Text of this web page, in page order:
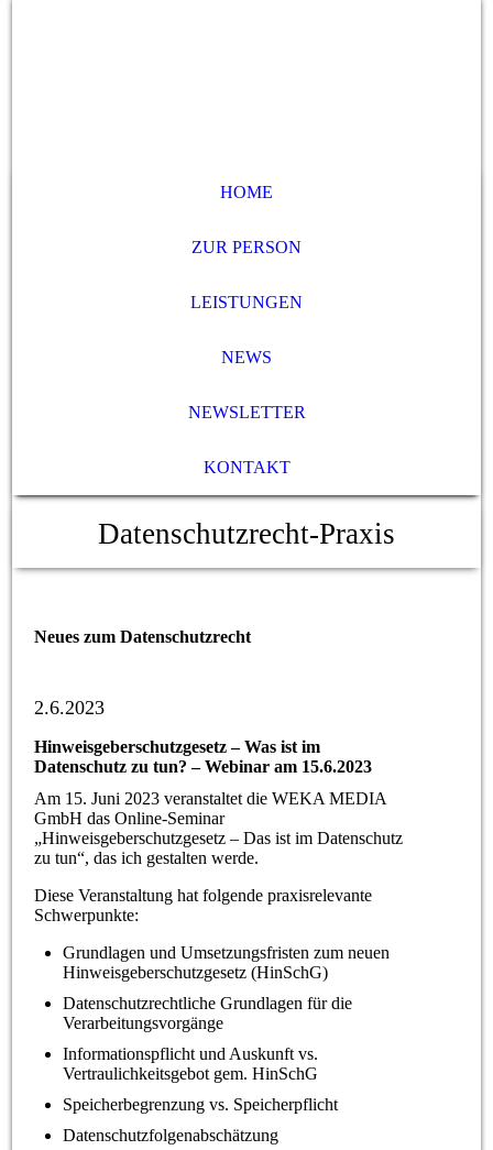
HOME
ZUR PERSON
LEISTUNGEN
NEWS
NEWSLETTER
KONTAKT
Datenschutzrecht-Praxis
Neues zum Datenschutzrecht
2.6.2023
Hinweisgeberschutzgesetz – Was ist im
Datenschutz zu tun? – Webinar am 15.6.2023
Am 15. Juni 2023 veranstaltet die WEKA MEDIA
GmbH das Online-Seminar
„Hinweisgeberschutzgesetz – Das ist im Datenschutz
zu tun“, das ich gestalten werde.
Diese Veranstaltung hat folgende praxisrelevante
Schwerpunkte:
Grundlagen und Umsetzungsfristen zum neuen
Hinweisgeberschutzgesetz (HinSchG)
Datenschutzrechtliche Grundlagen für die
Verarbeitungsvorgänge
Informationspflicht und Auskunft vs.
Vertraulichkeitsgebot gem. HinSchG
Speicherbegrenzung vs. Speicherpflicht
Datenschutzfolgenabschätzung